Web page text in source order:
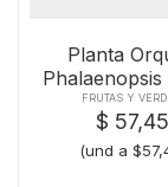
Planta
Phalaenopsis
FRUTAS Y
$
(und a